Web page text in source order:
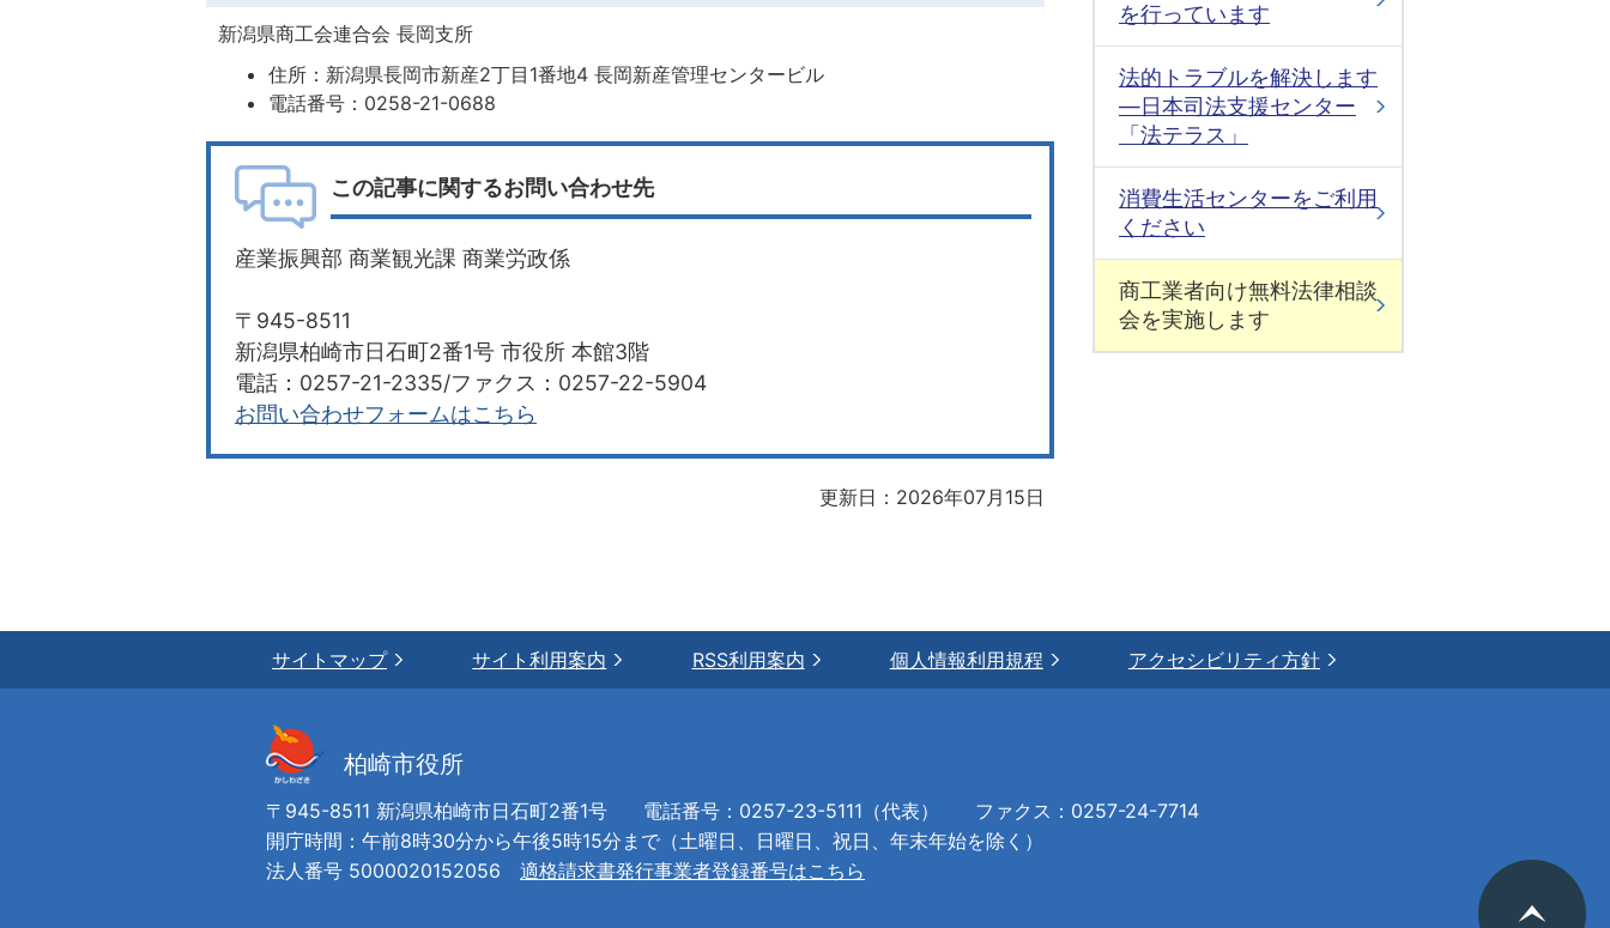
新潟県商工会連合会 長岡支所
住所：新潟県長岡市新産2丁目1番地4 長岡新産管理センタービル
電話番号：0258-21-0688
この記事に関するお問い合わせ先
産業振興部 商業観光課 商業労政係
〒945-8511
新潟県柏崎市日石町2番1号 市役所 本館3階
電話：0257-21-2335/ファクス：0257-22-5904
お問い合わせフォームはこちら
更新日：2026年07月15日
を行っています
法的トラブルを解決します
—日本司法支援センター
「法テラス」
消費生活センターをご利用
ください
商工業者向け無料法律相談
会を実施します
サイトマップ サイト利用案内 RSS利用案内 個人情報利用規程 アクセシビリティ方針
柏崎市役所
〒945-8511 新潟県柏崎市日石町2番1号 電話番号：0257-23-5111（代表）
ファクス：0257-24-7714
開庁時間：午前8時30分から午後5時15分まで（土曜日、日曜日、祝日、年末年始を除く）
法人番号 5000020152056 適格請求書発行事業者登録番号はこちら